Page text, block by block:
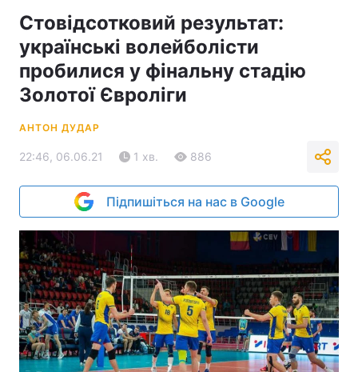
Стовідсотковий результат:
українські волейболісти
пробилися у фінальну стадію
Золотої Євроліги
АНТОН ДУДАР
22:46, 06.06.21 1 хв. 886
Підпишіться на нас в Google